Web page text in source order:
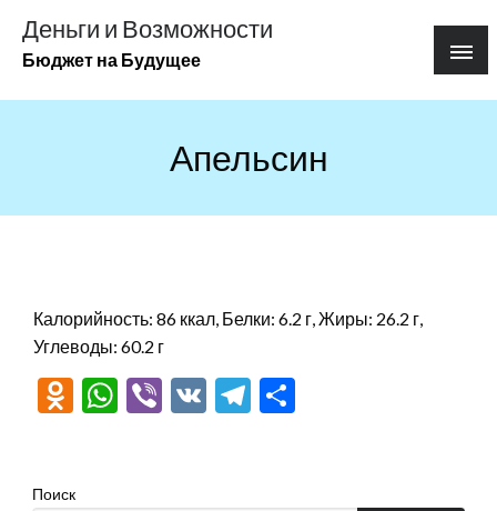
содержимому
Деньги и Возможности
Бюджет на Будущее
Апельсин
Калорийность: 86 ккал, Белки: 6.2 г, Жиры: 26.2 г,
Углеводы: 60.2 г
Odnoklassniki
WhatsApp
Viber
VK Telegram
Поиск